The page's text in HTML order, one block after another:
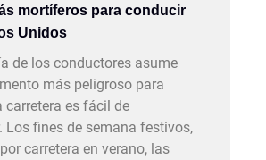
mortíferos para conducir
Unidos
de los conductores asume
más peligroso para
carretera es fácil de
Los fines de semana festivos,
carretera en verano, las